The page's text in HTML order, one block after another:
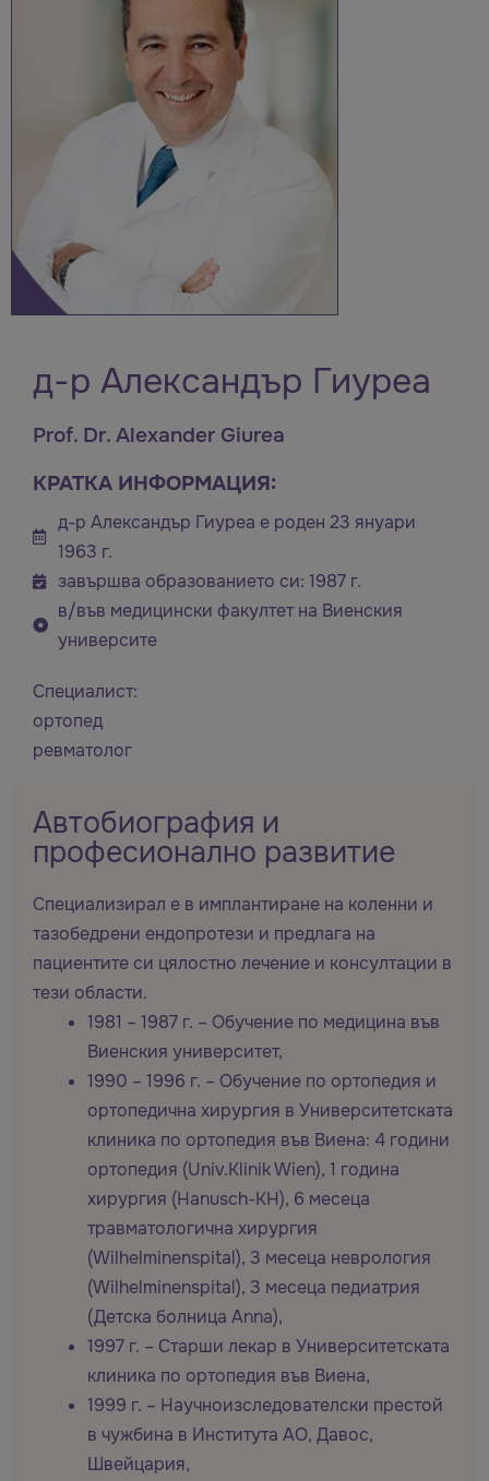
д-р Александър Гиуреа
Prof. Dr. Alexander Giurea
КРАТКА ИНФОРМАЦИЯ:
д-р Александър Гиуреа е роден 23 януари
1963 г.
завършва образованието си: 1987 г.
в/във медицински факултет на Виенския
университе
Специалист:
ортопед
ревматолог
Автобиография и
професионално развитие
Специализирал e в имплантиране на коленни и
тазобедрени ендопротези и предлага на
пациентите си цялостно лечение и консултации в
тези области.
1981 – 1987 г. – Обучение по медицина във
Виенския университет,
1990 – 1996 г. – Обучение по ортопедия и
ортопедична хирургия в Университетската
клиника по ортопедия във Виена: 4 години
ортопедия (Univ.Klinik Wien), 1 година
хирургия (Hanusch-KH), 6 месеца
травматологична хирургия
(Wilhelminenspital), 3 месеца неврология
(Wilhelminenspital), 3 месеца педиатрия
(Детска болница Anna),
1997 г. – Старши лекар в Университетската
клиника по ортопедия във Виена,
1999 г. – Научноизследователски престой
в чужбина в Института AO, Давос,
Швейцария,